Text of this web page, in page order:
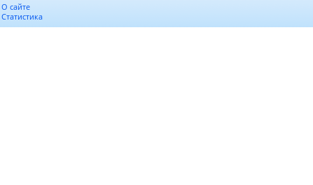
О сайте
Статистика